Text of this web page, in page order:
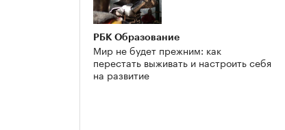
РБК Образование
Мир не будет прежним: как
перестать выживать и настроить себя
на развитие